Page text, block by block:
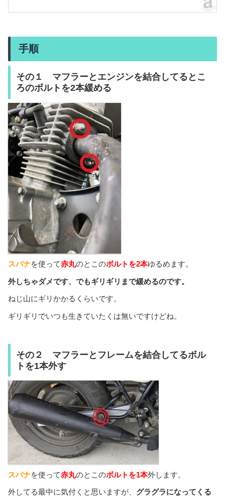
手順
その１ マフラーとエンジンを結合してるとこ
ろのボルトを2本緩める
スパナを使って赤丸のとこのボルトを2本ゆるめます。
外しちゃダメです、でもギリギリまで緩めるのです。
ねじ山にギリかかるくらいです。
ギリギリでいつも生きていたくは無いですけどね。
その２ マフラーとフレームを結合してるボル
トを1本外す
スパナを使って赤丸のとこのボルトを1本外します。
外してる最中に気付くと思いますが、 グラグラになってくる